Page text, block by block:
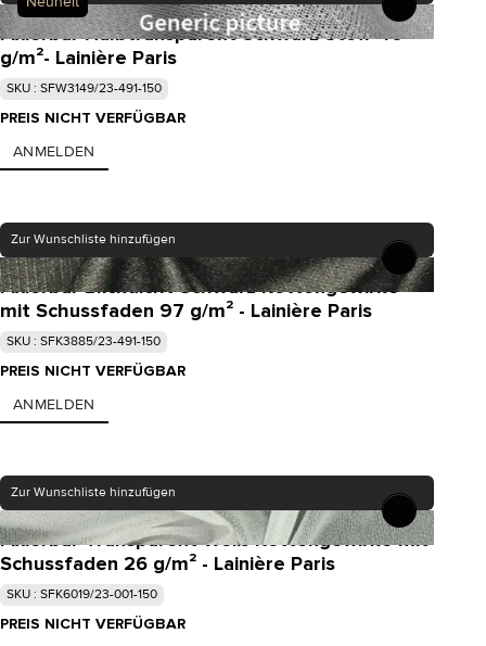
Fixierbar Halbtransparent Schwarz Stoff 46
g/m²- Lainière Paris
SKU : SFW3149/23-491-150
PREIS NICHT VERFÜGBAR
ANMELDEN
Zur Wunschliste hinzufügen
Fixierbar Blickdicht Schwarz Kettengewirke
mit Schussfaden 97 g/m² - Lainière Paris
SKU : SFK3885/23-491-150
PREIS NICHT VERFÜGBAR
ANMELDEN
Zur Wunschliste hinzufügen
Fixierbar Transparent Weiß Kettengewirke mit
Schussfaden 26 g/m² - Lainière Paris
SKU : SFK6019/23-001-150
PREIS NICHT VERFÜGBAR